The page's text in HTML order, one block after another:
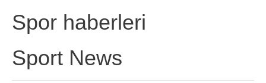
Spor haberleri
Sport News